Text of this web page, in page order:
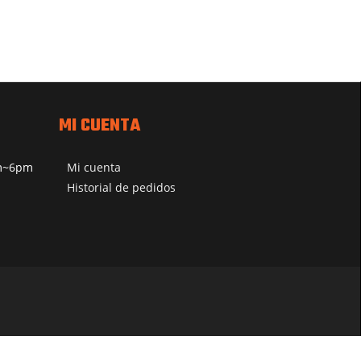
MI CUENTA
Mi cuenta
Historial de pedidos